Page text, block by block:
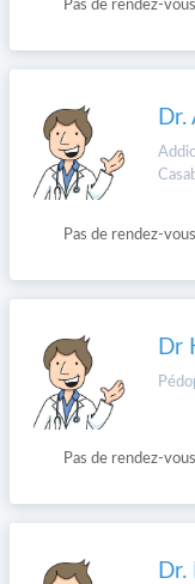
Pas de rendez-
Pas de rendez-
Dr
Pas de rendez-
Dr.